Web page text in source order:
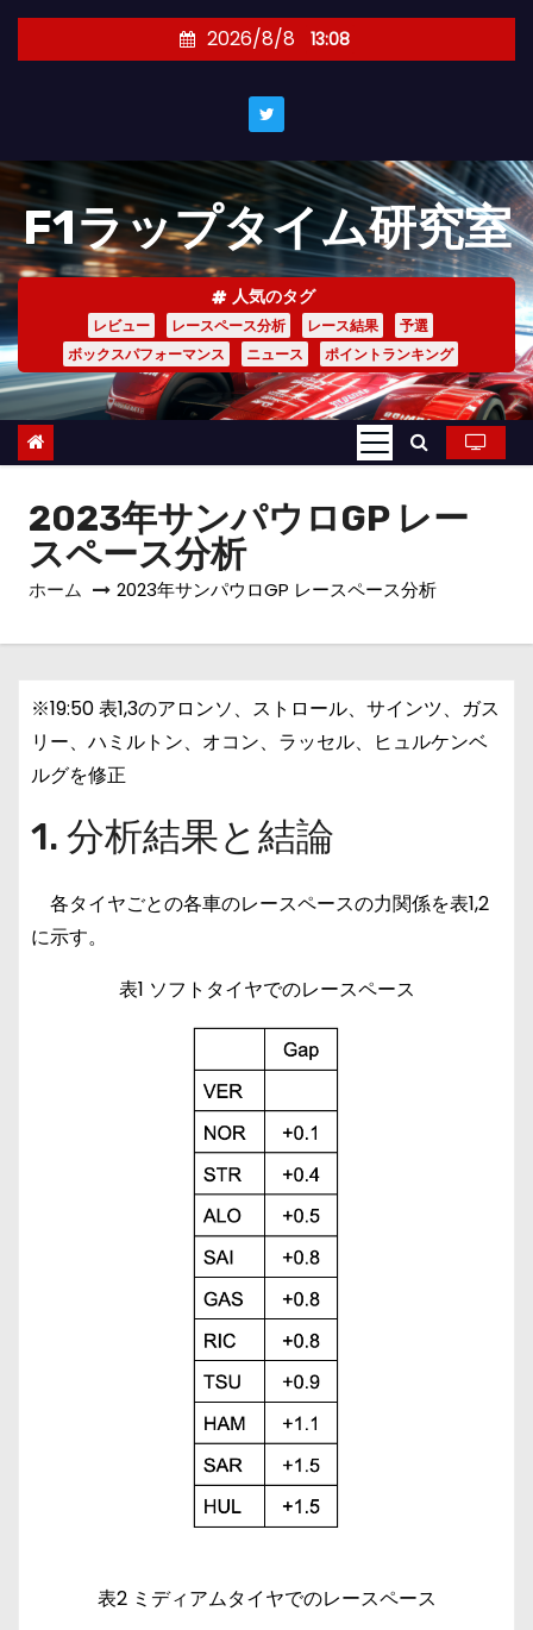
キ
ッ
プ
2026/8/8 13:08
F1ラップタイム研究室
人気のタグ
レビュー レースペース分析 レース結果
予選
ボックスパフォーマンス
ニュース ポイントランキング
2023年サンパウロGP レー
スペース分析
ホーム 2023年サンパウロGP レースペース分析
※19:50 表1,3のアロンソ、ストロール、サインツ、ガス
リー、ハミルトン、オコン、ラッセル、ヒュルケンベ
ルグを修正
1. 分析結果と結論
各タイヤごとの各車のレースペースの力関係を表1,2
に示す。
表1 ソフトタイヤでのレースペース
表2 ミディアムタイヤでのレースペース